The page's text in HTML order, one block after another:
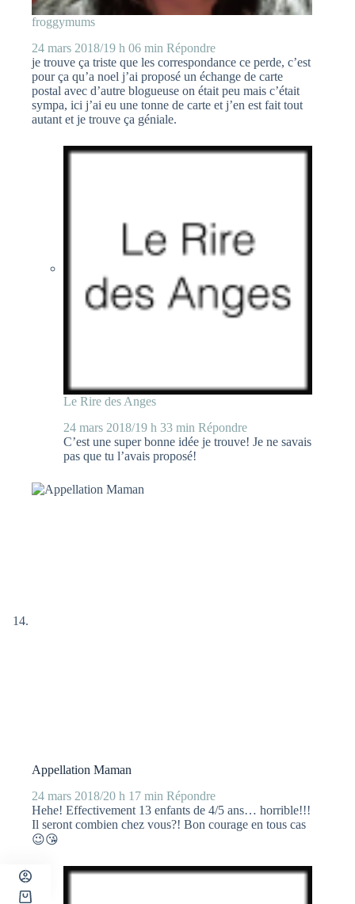
froggymums
24 mars 2018/19 h 06 min Répondre
je trouve ça triste que les correspondance ce perde, c’est
pour ça qu’a noel j’ai proposé un échange de carte
postal avec d’autre blogueuse on était peu mais c’était
sympa, ici j’ai eu une tonne de carte et j’en est fait tout
autant et je trouve ça géniale.
Le Rire des Anges
24 mars 2018/19 h 33 min Répondre
C’est une super bonne idée je trouve! Je ne savais
pas que tu l’avais proposé!
Appellation Maman
24 mars 2018/20 h 17 min Répondre
Hehe! Effectivement 13 enfants de 4/5 ans… horrible!!!
Il seront combien chez vous?! Bon courage en tous cas
😉😘